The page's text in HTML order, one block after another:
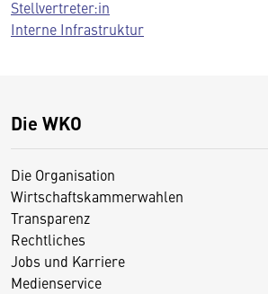
Stellvertreter:in
Interne Infrastruktur
Die WKO
Die Organisation
Wirtschaftskammerwahlen
Transparenz
Rechtliches
Jobs und Karriere
Medienservice